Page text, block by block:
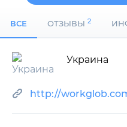
ВСЕ ОТЗЫВЫ 2
Украина
http://